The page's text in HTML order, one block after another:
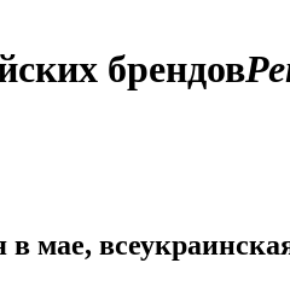
брендов